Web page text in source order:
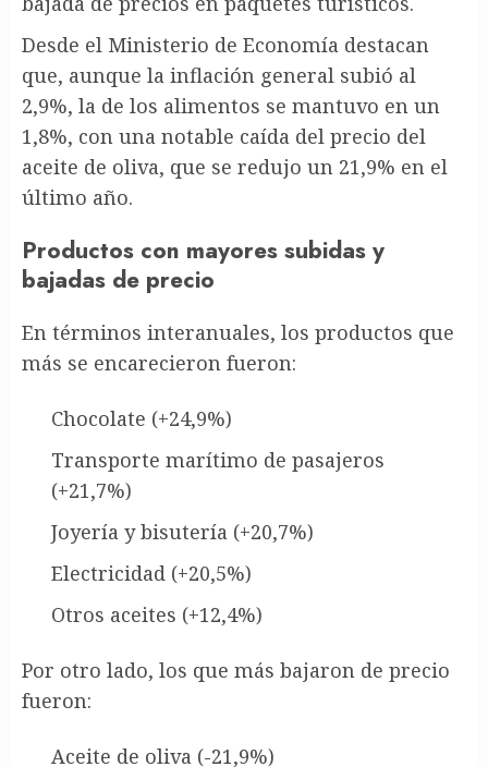
Desde el Ministerio de Economía destacan
que, aunque la inflación general subió al
2,9%, la de los alimentos se mantuvo en un
1,8%, con una notable caída del precio del
aceite de oliva, que se redujo un 21,9% en el
último año.
Productos con mayores subidas y
bajadas de precio
En términos interanuales, los productos que
más se encarecieron fueron:
Chocolate (+24,9%)
Transporte marítimo de pasajeros
(+21,7%)
Joyería y bisutería (+20,7%)
Electricidad (+20,5%)
Otros aceites (+12,4%)
Por otro lado, los que más bajaron de precio
fueron:
Aceite de oliva (-21,9%)